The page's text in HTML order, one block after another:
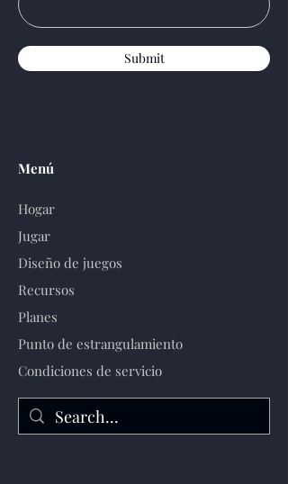
Submit
Menú
Hogar
Jugar
Diseño de juegos
Recursos
Planes
Punto de estrangulamiento
Condiciones de servicio